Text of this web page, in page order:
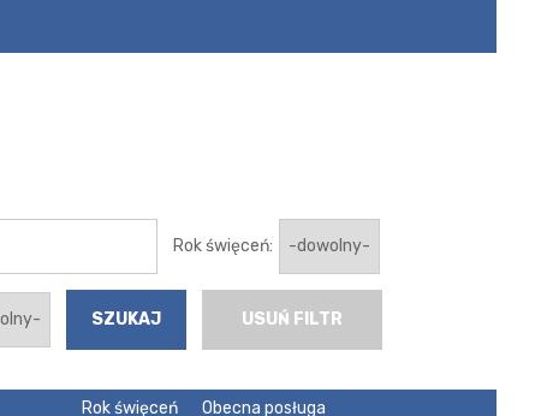
Rok święceń:
USUŃ FILTR
Rok święceń
Obecna posługa